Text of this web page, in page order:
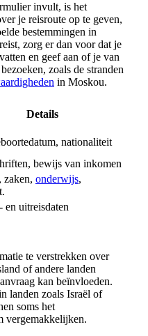
invult, is het
je reisroute op te geven,
bestemmingen in
zorg er dan voor dat je
en geef aan of je van
zoals de stranden
in Moskou.
Details
nationaliteit
bewijs van inkomen
zaken, onderwijs,
en uitreisdaten
te verstrekken over
of andere landen
kan beïnvloeden.
landen zoals Israël of
soms het
vergemakkelijken.